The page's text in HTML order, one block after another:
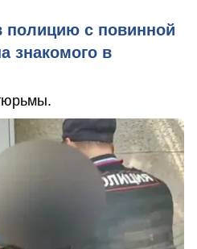
с повинной
знакомого в